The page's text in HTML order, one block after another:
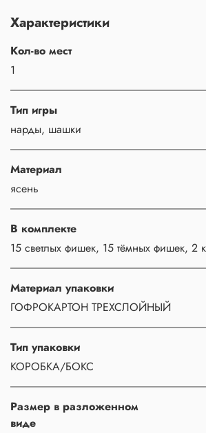
Характеристики
Кол-во мест
1
Тип игры
нарды, шашки
Материал
ясень
В комплекте
15 светлых фишек, 15 тёмных фишек, 2
Материал упаковки
ГОФРОКАРТОН ТРЕХСЛОЙНЫЙ
Тип упаковки
КОРОБКА/БОКС
Размер в разложенном
виде